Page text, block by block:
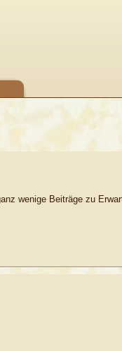
wenige Beiträge zu